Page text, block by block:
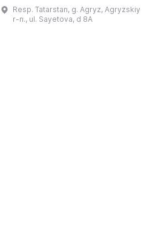
Валентина Ивановича. В 2011
Resp. Tatarstan, g. Agryz, Agryzskiy
r-n., ul. Sayetova, d 8A